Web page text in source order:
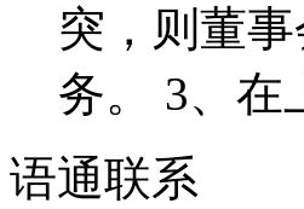
突，则董
务。 3、在
语通联系